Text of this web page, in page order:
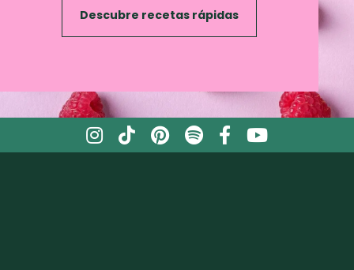
Descubre recetas rápidas